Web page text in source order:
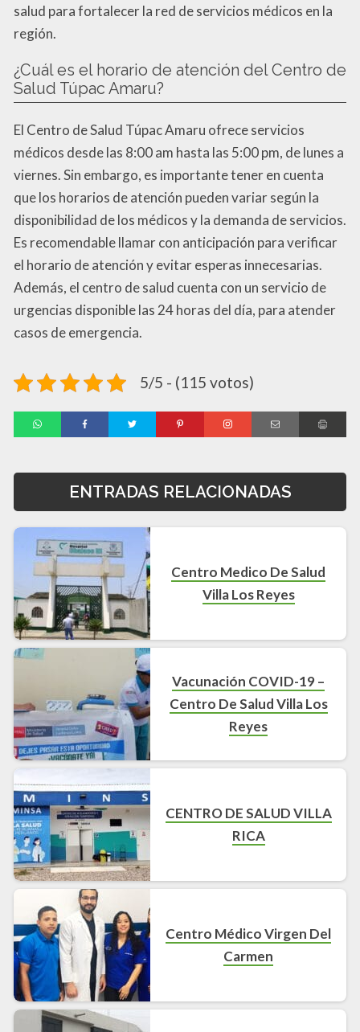
salud para fortalecer la red de servicios médicos en la
región.
¿Cuál es el horario de atención del Centro de
Salud Túpac Amaru?
El Centro de Salud Túpac Amaru ofrece servicios
médicos desde las 8:00 am hasta las 5:00 pm, de lunes a
viernes. Sin embargo, es importante tener en cuenta
que los horarios de atención pueden variar según la
disponibilidad de los médicos y la demanda de servicios.
Es recomendable llamar con anticipación para verificar
el horario de atención y evitar esperas innecesarias.
Además, el centro de salud cuenta con un servicio de
urgencias disponible las 24 horas del día, para atender
casos de emergencia.
5/5 - (115 votos)
ENTRADAS RELACIONADAS
Centro Medico De Salud
Villa Los Reyes
Vacunación COVID-19 –
Centro De Salud Villa Los
Reyes
CENTRO DE SALUD VILLA
RICA
Centro Médico Virgen Del
Carmen